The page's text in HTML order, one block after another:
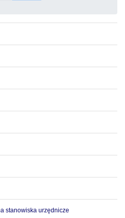
stanowiska urzędnicze